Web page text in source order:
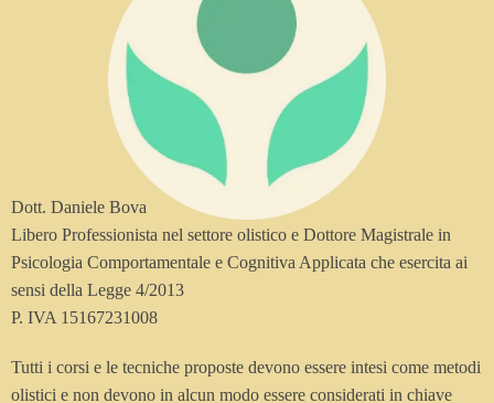
Dott. Daniele Bova
Libero Professionista nel settore olistico e Dottore Magistrale in
Psicologia Comportamentale e Cognitiva Applicata che esercita ai
sensi della Legge 4/2013
P. IVA 15167231008
Tutti i corsi e le tecniche proposte devono essere intesi come metodi
olistici e non devono in alcun modo essere considerati in chiave